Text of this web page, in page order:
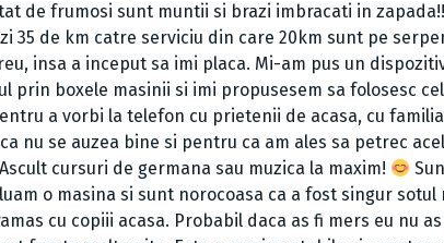
de frumosi sunt muntii si brazi imbracati in
35 de km catre serviciu din care 20km sunt pe
insa a inceput sa imi placa. Mi-am pus un
prin boxele masinii si imi propusesem sa folosesc
a vorbi la telefon cu prietenii de acasa, cu
nu se auzea bine si pentru ca am ales sa petrec
cursuri de germana sau muzica la maxim!
o masina si sunt norocoasa ca a fost singur sotul
cu copiii acasa. Probabil daca as fi mers eu nu